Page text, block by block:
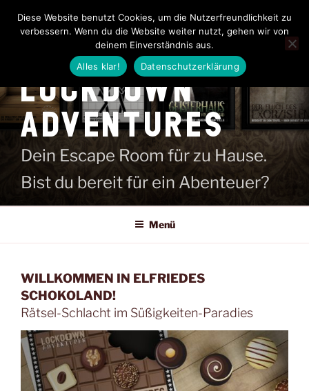
Inhalt
LOCKDOWN
ADVENTURES
Dein Escape Room für zu Hause.
Bist du bereit für ein Abenteuer?
Menü
WILLKOMMEN IN ELFRIEDES
SCHOKOLAND!
Rätsel-Schlacht im Süßigkeiten-Paradies
Diese Website benutzt Cookies, um die Nutzerfreundlichkeit zu
verbessern. Wenn du die Website weiter nutzt, gehen wir von
deinem Einverständnis aus.
Alles klar!
Datenschutzerklärung